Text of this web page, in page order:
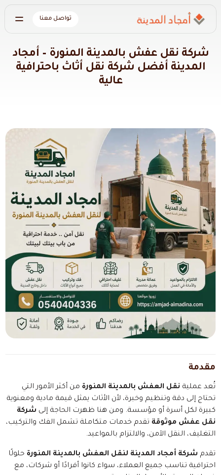
تواصل معنا
شركة نقل عفش بالمدينة المنورة – أمجاد
المدينة أفضل شركة نقل أثاث باحترافية
عالية
مقدمة
تُعد عملية نقل العفش بالمدينة المنورة من أكثر الأمور التي
تحتاج إلى دقة وتنظيم وخبرة، لأن الأثاث يمثل قيمة مادية ومعنوية
كبيرة لكل أسرة أو مؤسسة. ومن هنا ظهرت الحاجة إلى شركة
نقل عفش موثوقة تقدم خدمات متكاملة تشمل الفك والتركيب،
التغليف، النقل الآمن، والالتزام بالمواعيد.
تقدم شركة أمجاد المدينة لنقل العفش بالمدينة المنورة حلولًا
احترافية تناسب جميع العملاء، سواء كانوا أفرادًا أو شركات، مع